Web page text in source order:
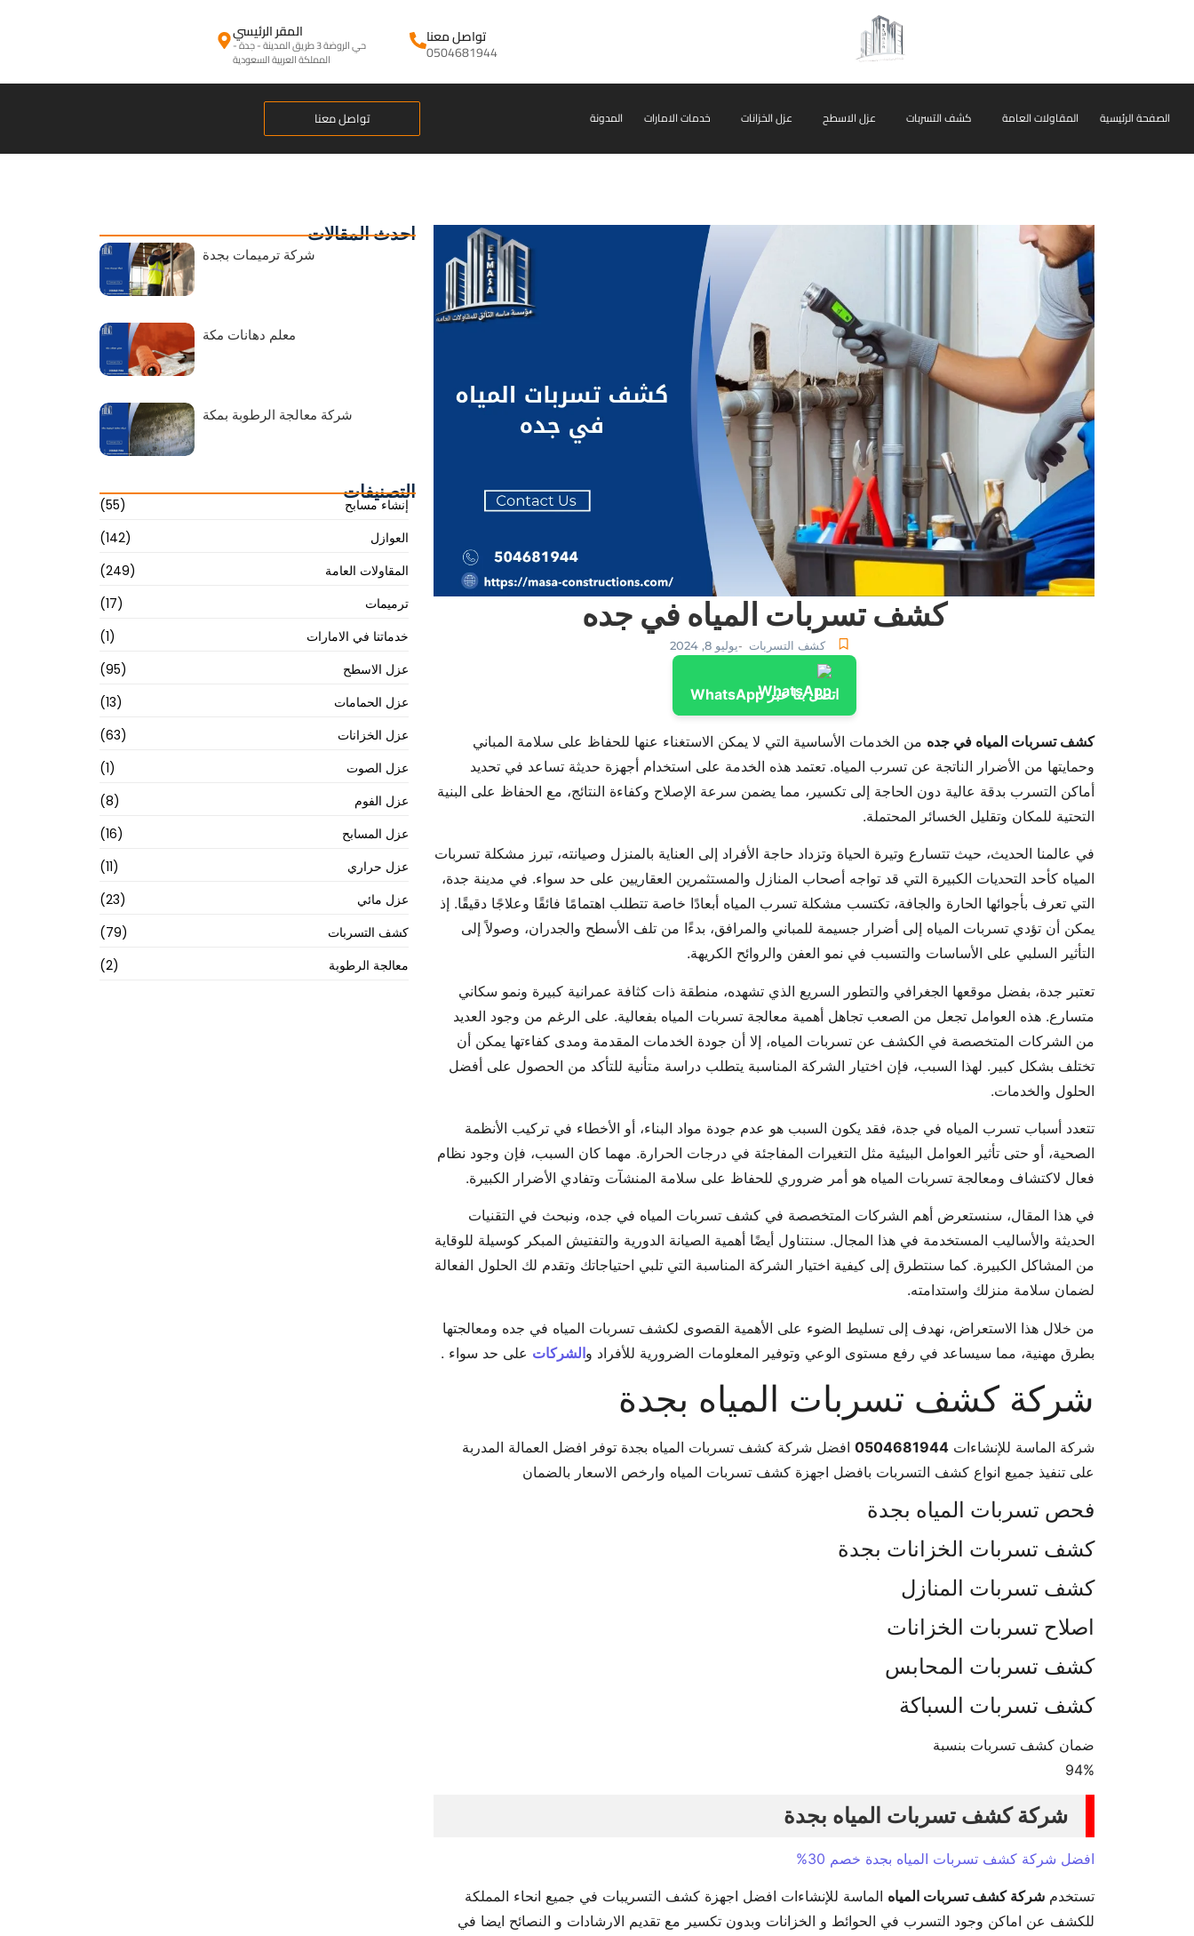
تواصل معنا
0504681944
المقر الرئيسي
حي الروضة 3 طريق المدينة - جدة -
المملكة العربية السعودية
الصفحة الرئيسية المقاولات العامة كشف التسربات عزل الاسطح عزل الخزانات خدمات الامارات المدونة تواصل معنا
كشف تسربات المياه في جده
كشف التسربات -يوليو 8, 2024
اتصل بنا عبر WhatsApp
كشف تسربات المياه في جده من الخدمات الأساسية التي لا يمكن الاستغناء عنها للحفاظ على سلامة المباني
وحمايتها من الأضرار الناتجة عن تسرب المياه. تعتمد هذه الخدمة على استخدام أجهزة حديثة تساعد في تحديد
أماكن التسرب بدقة عالية دون الحاجة إلى تكسير، مما يضمن سرعة الإصلاح وكفاءة النتائج، مع الحفاظ على البنية
التحتية للمكان وتقليل الخسائر المحتملة.
في عالمنا الحديث، حيث تتسارع وتيرة الحياة وتزداد حاجة الأفراد إلى العناية بالمنزل وصيانته، تبرز مشكلة تسربات
المياه كأحد التحديات الكبيرة التي قد تواجه أصحاب المنازل والمستثمرين العقاريين على حد سواء. في مدينة جدة،
التي تعرف بأجوائها الحارة والجافة، تكتسب مشكلة تسرب المياه أبعادًا خاصة تتطلب اهتمامًا فائقًا وعلاجًا دقيقًا. إذ
يمكن أن تؤدي تسربات المياه إلى أضرار جسيمة للمباني والمرافق، بدءًا من تلف الأسطح والجدران، وصولاً إلى
التأثير السلبي على الأساسات والتسبب في نمو العفن والروائح الكريهة.
تعتبر جدة، بفضل موقعها الجغرافي والتطور السريع الذي تشهده، منطقة ذات كثافة عمرانية كبيرة ونمو سكاني
متسارع. هذه العوامل تجعل من الصعب تجاهل أهمية معالجة تسربات المياه بفعالية. على الرغم من وجود العديد
من الشركات المتخصصة في الكشف عن تسربات المياه، إلا أن جودة الخدمات المقدمة ومدى كفاءتها يمكن أن
تختلف بشكل كبير. لهذا السبب، فإن اختيار الشركة المناسبة يتطلب دراسة متأنية للتأكد من الحصول على أفضل
الحلول والخدمات.
تتعدد أسباب تسرب المياه في جدة، فقد يكون السبب هو عدم جودة مواد البناء، أو الأخطاء في تركيب الأنظمة
الصحية، أو حتى تأثير العوامل البيئية مثل التغيرات المفاجئة في درجات الحرارة. مهما كان السبب، فإن وجود نظام
فعال لاكتشاف ومعالجة تسربات المياه هو أمر ضروري للحفاظ على سلامة المنشآت وتفادي الأضرار الكبيرة.
في هذا المقال، سنستعرض أهم الشركات المتخصصة في كشف تسربات المياه في جده، ونبحث في التقنيات
الحديثة والأساليب المستخدمة في هذا المجال. سنتناول أيضًا أهمية الصيانة الدورية والتفتيش المبكر كوسيلة للوقاية
من المشاكل الكبيرة. كما سنتطرق إلى كيفية اختيار الشركة المناسبة التي تلبي احتياجاتك وتقدم لك الحلول الفعالة
لضمان سلامة منزلك واستدامته.
من خلال هذا الاستعراض، نهدف إلى تسليط الضوء على الأهمية القصوى لكشف تسربات المياه في جده ومعالجتها
بطرق مهنية، مما سيساعد في رفع مستوى الوعي وتوفير المعلومات الضرورية للأفراد والشركات على حد سواء .
شركة كشف تسربات المياه بجدة
شركة الماسة للإنشاءات 0504681944 افضل شركة كشف تسربات المياه بجدة توفر افضل العمالة المدربة
على تنفيذ جميع انواع كشف التسربات بافضل اجهزة كشف تسربات المياه وارخص الاسعار بالضمان
فحص تسربات المياه بجدة
كشف تسربات الخزانات بجدة
كشف تسربات المنازل
اصلاح تسربات الخزانات
كشف تسربات المحابس
كشف تسربات السباكة
ضمان كشف تسربات بنسبة
94%
شركة كشف تسربات المياه بجدة
افضل شركة كشف تسربات المياه بجدة خصم 30%
تستخدم شركة كشف تسربات المياه الماسة للإنشاءات افضل اجهزة كشف التسريبات في جميع انحاء المملكة
للكشف عن اماكن وجود التسرب في الحوائط و الخزانات وبدون تكسير مع تقديم الارشادات و النصائح ايضا في
احدث المقالات
شركة ترميمات بجدة
معلم دهانات مكة
شركة معالجة الرطوبة بمكة
التصنيفات
إنشاء مسابح
(55)
العوازل
(142)
المقاولات العامة
(249)
ترميمات
(17)
خدماتنا في الامارات
(1)
عزل الاسطح
(95)
عزل الحمامات
(13)
عزل الخزانات
(63)
عزل الصوت
(1)
عزل الفوم
(8)
عزل المسابح
(16)
عزل حراري
(11)
عزل مائي
(23)
كشف التسربات
(79)
معالجة الرطوبة
(2)